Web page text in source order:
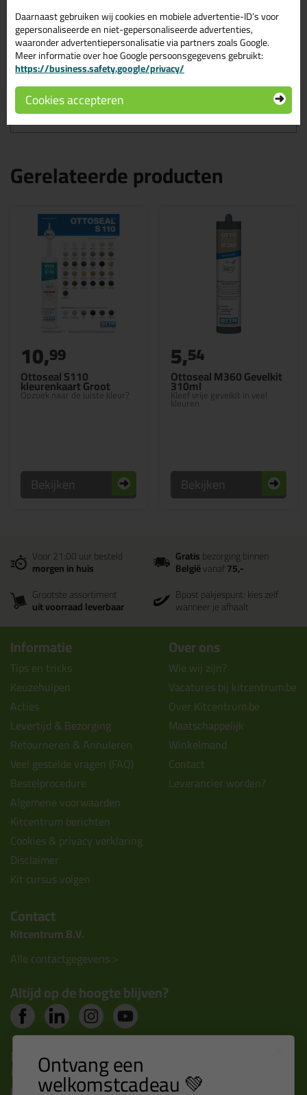
Wil je meer weten over de toepassing en kenmerken van dit
product?Lees alles over dit product >
Tips & tricks voor Ottoseal S110
400ml
In de volgende blogs wordt dit product gebruikt:
Hoe kan je kit verwijderen?
Gerelateerde producten
Ottoseal S110
kleurenkaart Groot
Opzoek naar de juiste kleur?
10,99
Bekijken
Ottoseal M360 Gevelkit
310ml
Kleef vrije gevelkit in veel
kleuren
5,54
Bekijken
Voor 21:00 uur besteld
morgen in huis
Gratisbezorging binnen
Belgiëvanaf75,-
Grootste assortiment
uit voorraad leverbaar
Bpost pakjespunt: kies zelf
wanneer je afhaalt
Informatie
Tips en tricks
Keuzehulpen
Acties
Levertijd & Bezorging
Retourneren & Annuleren
Veel gestelde vragen (FAQ)
Bestelprocedure
Algemene voorwaarden
Kitcentrum berichten
Cookies & privacy verklaring
Disclaimer
Kit cursus volgen
Over ons
Wie wij zijn?
Vacatures bij kitcentrum.be
Over Kitcentrum.be
Maatschappelijk
Winkelmand
Contact
Leverancier worden?
Contact
Kitcentrum B.V.
Alle contactgegevens >
Altijd op de hoogte blijven?
Nieuws, tips en exclusieve deals rechtstreeks in je
inbox
Daarnaast gebruiken wij cookies en mobiele advertentie-ID’s voor
gepersonaliseerde en niet-gepersonaliseerde advertenties,
waaronder advertentiepersonalisatie via partners zoals Google.
Meer informatie over hoe Google persoonsgegevens gebruikt:
https://business.safety.google/privacy/
Cookies accepteren
Ontvang een
welkomstcadeau 💚